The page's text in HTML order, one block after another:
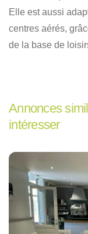
Elle est aussi
centres aérés,
de la base de
Annonces
intéresser